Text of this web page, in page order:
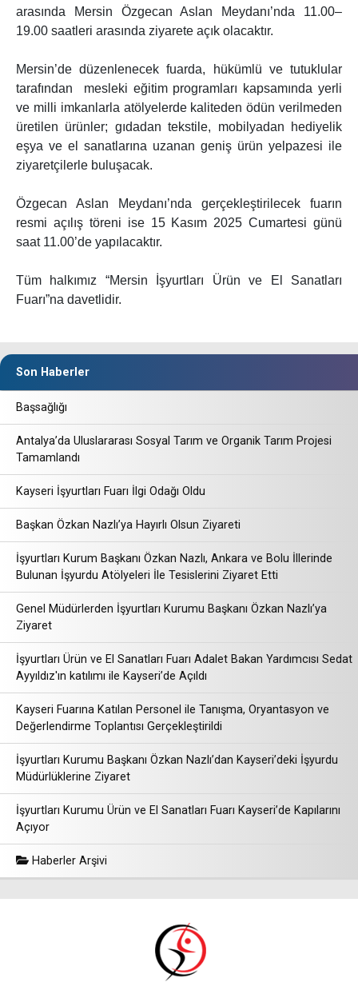
arasında Mersin Özgecan Aslan Meydanı’nda 11.00–
19.00 saatleri arasında ziyarete açık olacaktır.
Mersin’de düzenlenecek fuarda, hükümlü ve tutuklular
tarafından mesleki eğitim programları kapsamında yerli
ve milli imkanlarla atölyelerde kaliteden ödün verilmeden
üretilen ürünler; gıdadan tekstile, mobilyadan hediyelik
eşya ve el sanatlarına uzanan geniş ürün yelpazesi ile
ziyaretçilerle buluşacak.
Özgecan Aslan Meydanı’nda gerçekleştirilecek fuarın
resmi açılış töreni ise 15 Kasım 2025 Cumartesi günü
saat 11.00’de yapılacaktır.
Tüm halkımız “Mersin İşyurtları Ürün ve El Sanatları
Fuarı”na davetlidir.
Son Haberler
Başsağlığı
Antalya’da Uluslararası Sosyal Tarım ve Organik Tarım Projesi
Tamamlandı
Kayseri İşyurtları Fuarı İlgi Odağı Oldu
Başkan Özkan Nazlı’ya Hayırlı Olsun Ziyareti
İşyurtları Kurum Başkanı Özkan Nazlı, Ankara ve Bolu İllerinde
Bulunan İşyurdu Atölyeleri İle Tesislerini Ziyaret Etti
Genel Müdürlerden İşyurtları Kurumu Başkanı Özkan Nazlı’ya
Ziyaret
İşyurtları Ürün ve El Sanatları Fuarı Adalet Bakan Yardımcısı Sedat
Ayyıldız'ın katılımı ile Kayseri’de Açıldı
Kayseri Fuarına Katılan Personel ile Tanışma, Oryantasyon ve
Değerlendirme Toplantısı Gerçekleştirildi
İşyurtları Kurumu Başkanı Özkan Nazlı’dan Kayseri’deki İşyurdu
Müdürlüklerine Ziyaret
İşyurtları Kurumu Ürün ve El Sanatları Fuarı Kayseri’de Kapılarını
Açıyor
Haberler Arşivi